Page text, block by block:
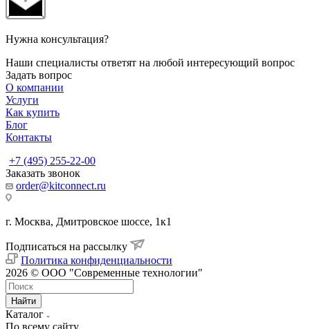
Нужна консультация?
Наши специалисты ответят на любой интересующий вопрос
Задать вопрос
О компании
Услуги
Как купить
Блог
Контакты
+7 (495) 255-22-00
Заказать звонок
order@kitconnect.ru
г. Москва, Дмитровское шоссе, 1к1
Подписаться на рассылку
Политика конфиденциальности
2026 © ООО "Современные технологии"
Найти
Каталог
По всему сайту